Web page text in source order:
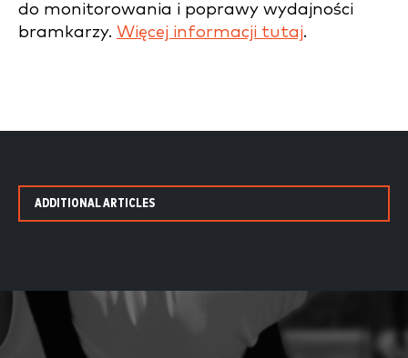
do monitorowania i poprawy wydajności
bramkarzy. Więcej informacji tutaj.
ADDITIONAL ARTICLES